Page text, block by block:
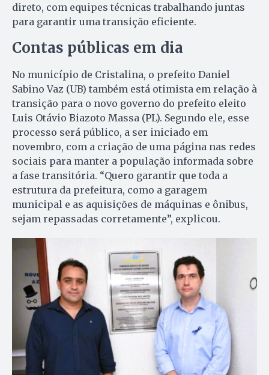
direto, com equipes técnicas trabalhando juntas
para garantir uma transição eficiente.
Contas públicas em dia
No município de Cristalina, o prefeito Daniel
Sabino Vaz (UB) também está otimista em relação à
transição para o novo governo do prefeito eleito
Luis Otávio Biazoto Massa (PL). Segundo ele, esse
processo será público, a ser iniciado em
novembro, com a criação de uma página nas redes
sociais para manter a população informada sobre
a fase transitória. “Quero garantir que toda a
estrutura da prefeitura, como a garagem
municipal e as aquisições de máquinas e ônibus,
sejam repassadas corretamente”, explicou.